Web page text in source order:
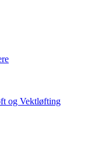
og Vektløfting